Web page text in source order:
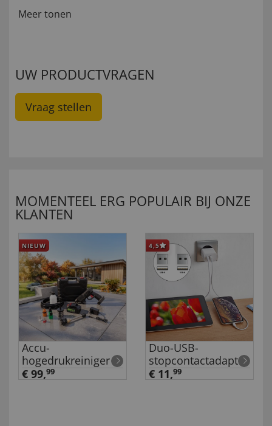
Meer tonen
UW PRODUCTVRAGEN
Vraag stellen
MOMENTEEL ERG POPULAIR BIJ ONZE
KLANTEN
NIEUW
Accu-
hogedrukreiniger
€ 99,99
4,5
Duo-USB-
stopcontactadapter
€ 11,99